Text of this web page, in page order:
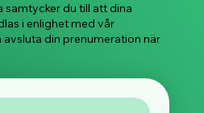
samtycker du till att dina
i enlighet med vår
avsluta din prenumeration när